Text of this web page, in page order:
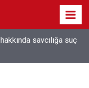
savcılığa suç